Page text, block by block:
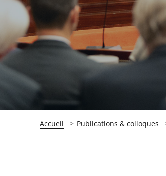
Accueil Publications & colloques